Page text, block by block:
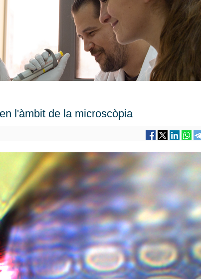
l'àmbit de la microscòpia